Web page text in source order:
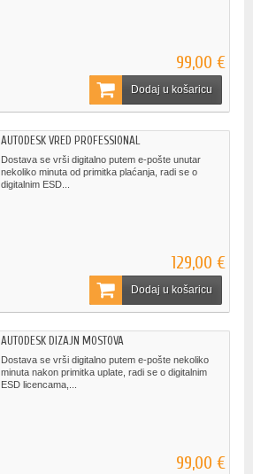
99,00 €
Dodaj u košaricu
AUTODESK VRED PROFESSIONAL
Dostava se vrši digitalno putem e-pošte unutar
nekoliko minuta od primitka plaćanja, radi se o
digitalnim ESD...
129,00 €
Dodaj u košaricu
AUTODESK DIZAJN MOSTOVA
Dostava se vrši digitalno putem e-pošte nekoliko
minuta nakon primitka uplate, radi se o digitalnim
ESD licencama,...
99,00 €